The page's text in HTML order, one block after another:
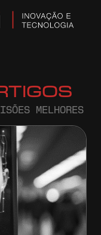
MELHORES